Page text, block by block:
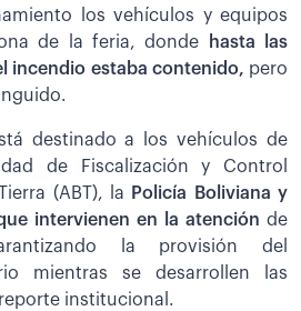
los vehículos y equipos
de la feria, donde hasta las
incendio estaba contenido, pero
destinado a los vehículos de
de Fiscalización y Control
(ABT), la
Policía Boliviana y
intervienen en la atención de
la provisión del
mientras se desarrollen las
institucional.